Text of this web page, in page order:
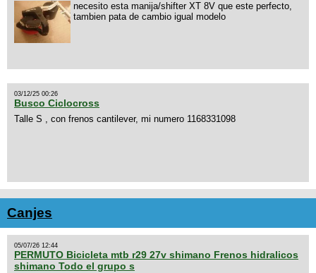
necesito esta manija/shifter XT 8V que este perfecto,
tambien pata de cambio igual modelo
03/12/25 00:26
Busco Ciclocross
Talle S , con frenos cantilever, mi numero 1168331098
Canjes
05/07/26 12:44
PERMUTO Bicicleta mtb r29 27v shimano Frenos hidralicos
shimano Todo el grupo s